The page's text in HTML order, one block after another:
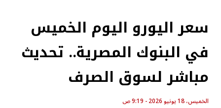
سعر اليورو اليوم الخميس
في البنوك المصرية.. تحديث
مباشر لسوق الصرف
الخميس، 18 يونيو 2026 - 9:19 ص